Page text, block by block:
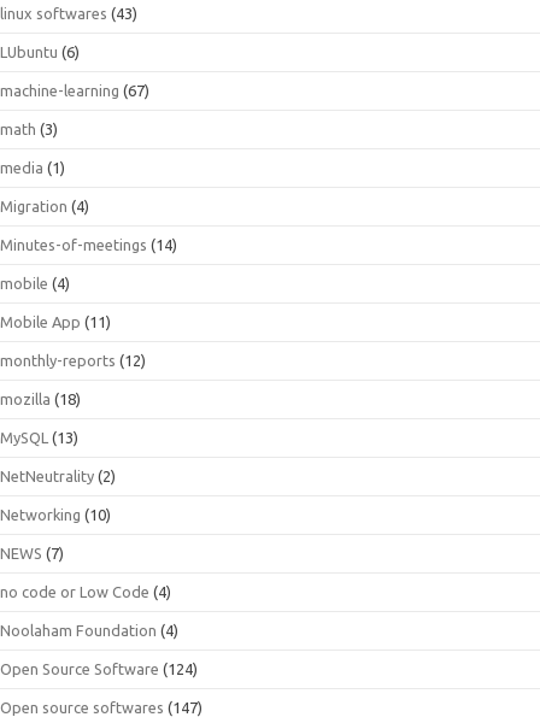
linux softwares (43)
LUbuntu (6)
machine-learning (67)
math (3)
media (1)
Migration (4)
Minutes-of-meetings (14)
mobile (4)
Mobile App (11)
monthly-reports (12)
mozilla (18)
MySQL (13)
NetNeutrality (2)
Networking (10)
NEWS (7)
no code or Low Code (4)
Noolaham Foundation (4)
Open Source Software (124)
Open source softwares (147)